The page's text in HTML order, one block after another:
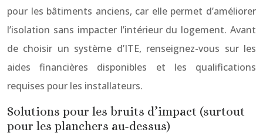
pour les bâtiments anciens, car elle permet d’améliorer
l’isolation sans impacter l’intérieur du logement. Avant
de choisir un système d’ITE, renseignez-vous sur les
aides financières disponibles et les qualifications
requises pour les installateurs.
Solutions pour les bruits d’impact (surtout
pour les planchers au-dessus)